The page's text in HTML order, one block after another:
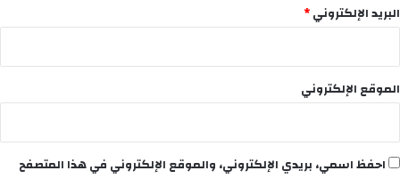
البريد الإلكتروني*
الموقع الإلكتروني
احفظ اسمي، بريدي الإلكتروني، والموقع الإلكتروني في هذا المتصفح